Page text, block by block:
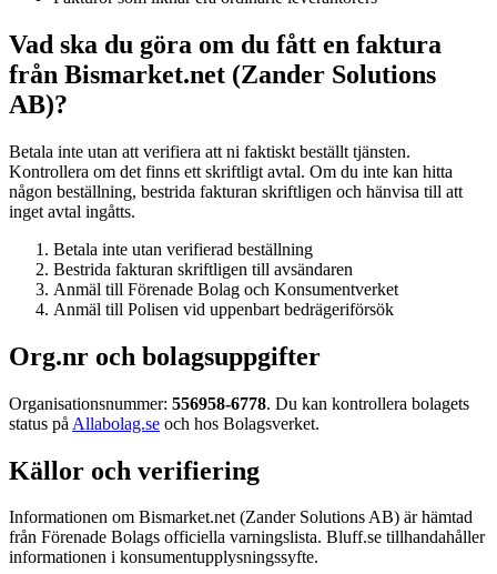
Vad ska du göra om du fått en faktura
från Bismarket.net (Zander Solutions
AB)?
Betala inte utan att verifiera att ni faktiskt beställt tjänsten.
Kontrollera om det finns ett skriftligt avtal. Om du inte kan hitta
någon beställning, bestrida fakturan skriftligen och hänvisa till att
inget avtal ingåtts.
Betala inte utan verifierad beställning
Bestrida fakturan skriftligen till avsändaren
Anmäl till Förenade Bolag och Konsumentverket
Anmäl till Polisen vid uppenbart bedrägeriförsök
Org.nr och bolagsuppgifter
Organisationsnummer: 556958-6778. Du kan kontrollera bolagets
status på Allabolag.se och hos Bolagsverket.
Källor och verifiering
Informationen om Bismarket.net (Zander Solutions AB) är hämtad
från Förenade Bolags officiella varningslista. Bluff.se tillhandahåller
informationen i konsumentupplysningssyfte.